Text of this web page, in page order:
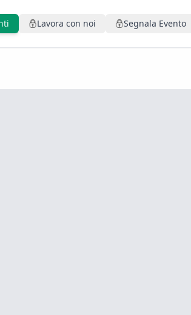
Lavora con noi Segnala Evento